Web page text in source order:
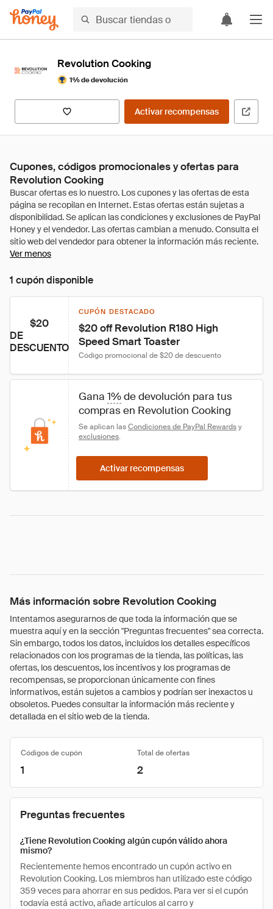
Revolution Cooking
1% de devolución
Activar recompensas
Cupones, códigos promocionales y ofertas para
Revolution Cooking
Ver menos
1 cupón disponible
$20
DE
DESCUENTO
CUPÓN DESTACADO
$20 off Revolution R180 High
Speed Smart Toaster
Código promocional de $20 de descuento
Gana 1% de devolución para tus
compras en Revolution Cooking
Se aplican las Condiciones de PayPal Rewards y
exclusiones.
Activar recompensas
Más información sobre Revolution Cooking
Intentamos asegurarnos de que toda la información que se
muestra aquí y en la sección "Preguntas frecuentes" sea correcta.
Sin embargo, todos los datos, incluidos los detalles específicos
relacionados con los programas de la tienda, las políticas, las
ofertas, los descuentos, los incentivos y los programas de
recompensas, se proporcionan únicamente con fines
informativos, están sujetos a cambios y podrían ser inexactos u
obsoletos. Puedes consultar la información más reciente y
detallada en el sitio web de la tienda.
Códigos de cupón Total de ofertas
1 2
Preguntas frecuentes
¿Tiene Revolution Cooking algún cupón válido ahora
mismo?
Recientemente hemos encontrado un cupón activo en
Revolution Cooking. Los miembros han utilizado este código
359 veces para ahorrar en sus pedidos. Para ver si el cupón
todavía está activo, añade artículos al carro y